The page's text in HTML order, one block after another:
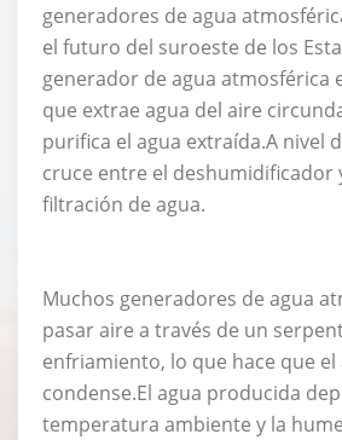
generadores de agua
el futuro del suroeste de los
generador de agua atmosférica
que extrae agua del aire
purifica el agua extraída.A nivel
cruce entre el deshumidificador
filtración de agua.
Muchos generadores de agua
pasar aire a través de un
enfriamiento, lo que hace que el
condense.El agua producida
temperatura ambiente y la